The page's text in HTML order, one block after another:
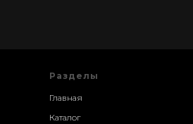
Разделы
Главная
Каталог